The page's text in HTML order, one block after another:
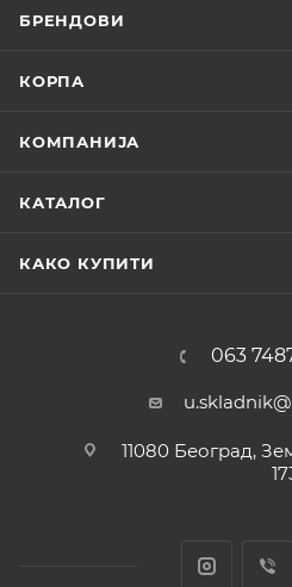
БРЕНДОВИ
КОРПА
КОМПАНИЈА
КАТАЛОГ
КАКО КУПИТИ
063
11080 Београд,